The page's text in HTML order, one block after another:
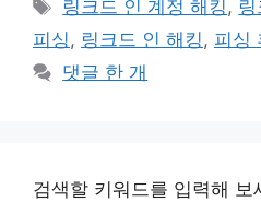
리
그
링크드 인 계정 해킹,
피싱, 링크드 인 해킹, 피싱
댓글 한 개
검색할 키워드를 입력해 보